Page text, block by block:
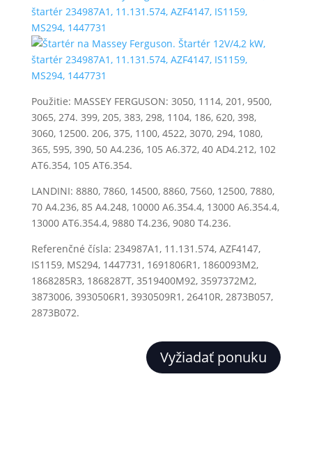
Použitie: MASSEY FERGUSON: 3050, 1114, 201, 9500,
3065, 274. 399, 205, 383, 298, 1104, 186, 620, 398,
3060, 12500. 206, 375, 1100, 4522, 3070, 294, 1080,
365, 595, 390, 50 A4.236, 105 A6.372, 40 AD4.212, 102
AT6.354, 105 AT6.354.
LANDINI: 8880, 7860, 14500, 8860, 7560, 12500, 7880,
70 A4.236, 85 A4.248, 10000 A6.354.4, 13000 A6.354.4,
13000 AT6.354.4, 9880 T4.236, 9080 T4.236.
Referenčné čísla: 234987A1, 11.131.574, AZF4147,
IS1159, MS294, 1447731, 1691806R1, 1860093M2,
1868285R3, 1868287T, 3519400M92, 3597372M2,
3873006, 3930506R1, 3930509R1, 26410R, 2873B057,
2873B072.
Vyžiadať ponuku